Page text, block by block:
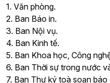
1. Văn phòng.
2. Ban Báo in.
3. Ban Nội vụ.
4. Ban Kinh tế.
5. Ban Khoa học, Công
6. Ban Thời sự trong nước
7. Ban Thư ký toà soạn báo